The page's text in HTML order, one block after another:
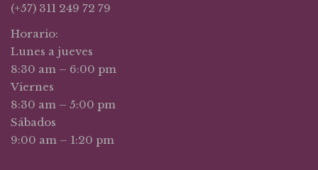
(+57) 311 249 72 79
Horario:
Lunes a jueves
8:30 am – 6:00 pm
Viernes
8:30 am – 5:00 pm
Sábados
9:00 am – 1:20 pm